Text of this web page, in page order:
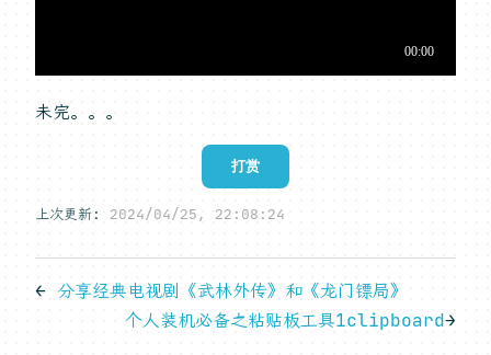
未完。。。
打赏
上次更新: 2024/04/25, 22:08:24
← 分享经典电视剧《武林外传》和《龙门镖局》
个人装机必备之粘贴板工具1clipboard→